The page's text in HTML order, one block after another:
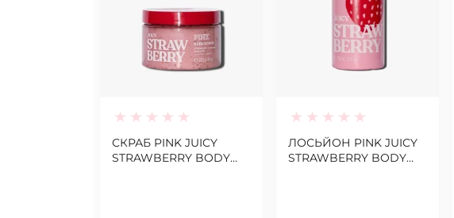
СКРАБ PINK JUICY
STRAWBERRY BODY
ЛОСЬЙОН PINK JUICY
STRAWBERRY BODY